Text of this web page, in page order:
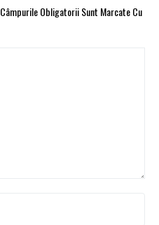
Câmpurile Obligatorii Sunt Marcate Cu